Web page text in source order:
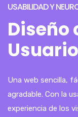
USABILIDAD Y
Diseño
Usuario
Una web sencilla,
agradable. Con la
experiencia de los